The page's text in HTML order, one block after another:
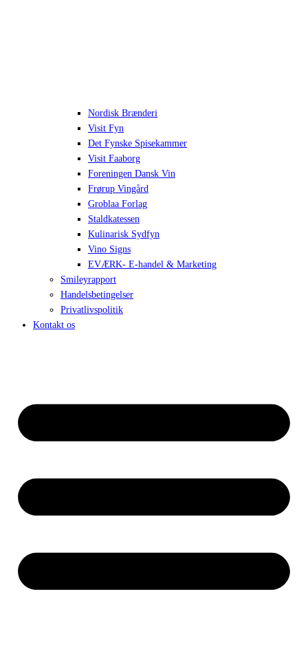
Nordisk Brænderi
Visit Fyn
Det Fynske Spisekammer
Visit Faaborg
Foreningen Dansk Vin
Frørup Vingård
Groblaa Forlag
Staldkatessen
Kulinarisk Sydfyn
Vino Signs
EVÆRK- E-handel & Marketing
Smileyrapport
Handelsbetingelser
Privatlivspolitik
Kontakt os